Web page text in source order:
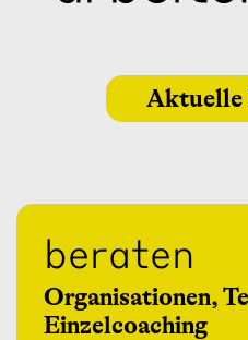
Aktuelle
beraten
Organisationen,
Einzelcoaching